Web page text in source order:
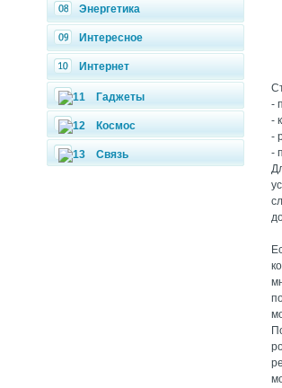
Энергетика
Интересное
Интернет
Гаджеты
Космос
Связь
-
-
-
-